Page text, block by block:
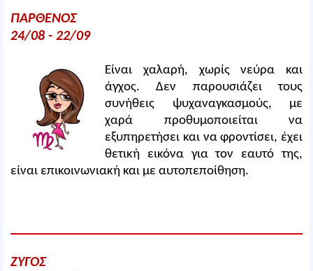
ΠΑΡΘΕΝΟΣ
24/08 - 22/09
Είναι χαλαρή, χωρίς νεύρα και
άγχος. Δεν παρουσιάζει τους
συνήθεις ψυχαναγκασμούς, με
χαρά προθυμοποιείται να
εξυπηρετήσει και να φροντίσει, έχει
θετική εικόνα για τον εαυτό της,
είναι επικοινωνιακή και με αυτοπεποίθηση.
ΖΥΓΟΣ